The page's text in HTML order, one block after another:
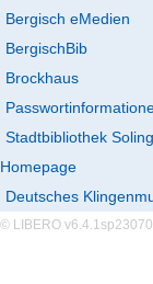
Bergisch eMedien
BergischBib
Brockhaus
Stadtbibliothek
Homepage
Deutsches
© LIBERO